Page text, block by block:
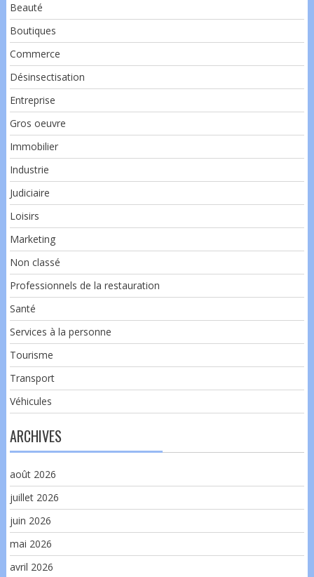
Beauté
Boutiques
Commerce
Désinsectisation
Entreprise
Gros oeuvre
Immobilier
Industrie
Judiciaire
Loisirs
Marketing
Non classé
Professionnels de la restauration
Santé
Services à la personne
Tourisme
Transport
Véhicules
ARCHIVES
août 2026
juillet 2026
juin 2026
mai 2026
avril 2026